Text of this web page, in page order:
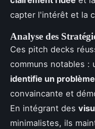
capter l'intérêt et la
Analyse des
Ces pitch decks
communs notables :
identifie un problème
convaincante et
En intégrant des
minimalistes, ils